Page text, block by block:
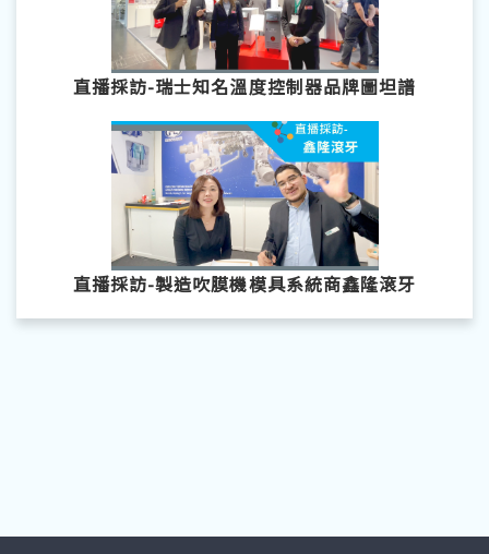
直播採訪-瑞士知名溫度控制器品牌圖坦譜
直播採訪-製造吹膜機模具系統商鑫隆滾牙